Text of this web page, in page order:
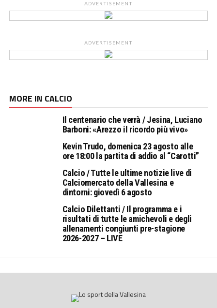
ADVERTISEMENT
ADVERTISEMENT
MORE IN CALCIO
Il centenario che verrà / Jesina, Luciano
Barboni: «Arezzo il ricordo più vivo»
Kevin Trudo, domenica 23 agosto alle
ore 18:00 la partita di addio al “Carotti”
Calcio / Tutte le ultime notizie live di
Calciomercato della Vallesina e
dintorni: giovedì 6 agosto
Calcio Dilettanti / Il programma e i
risultati di tutte le amichevoli e degli
allenamenti congiunti pre-stagione
2026-2027 – LIVE